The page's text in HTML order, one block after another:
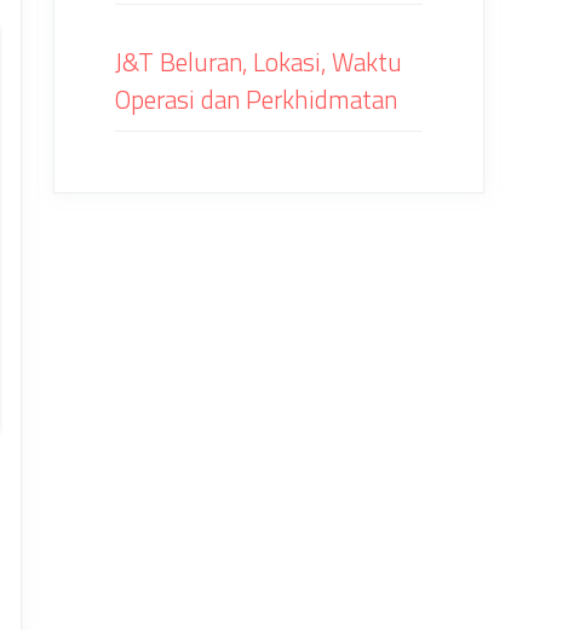
J&T Beluran, Lokasi, Waktu
Operasi dan Perkhidmatan